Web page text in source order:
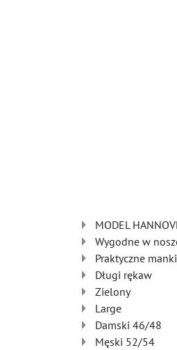
MODEL
Wygodne w
Praktyczne
Długi rękaw
Zielony
Large
Damski 46/48
Męski 52/54